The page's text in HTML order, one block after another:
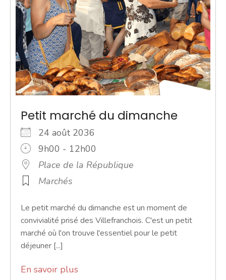
Petit marché du dimanche
24 août 2036
9h00 - 12h00
Place de la République
Marchés
Le petit marché du dimanche est un moment de
convivialité prisé des Villefranchois. C'est un petit
marché où l'on trouve l'essentiel pour le petit
déjeuner [...]
En savoir plus